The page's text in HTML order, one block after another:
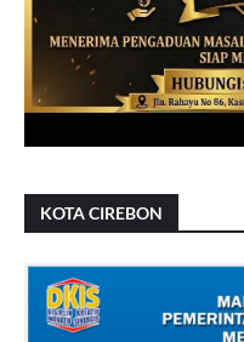
KOTA CIREBON